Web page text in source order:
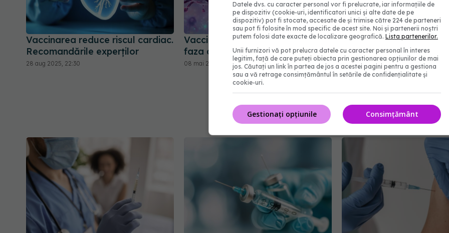
Vaccinarea reduce riscul cardiac.
Recomandările experților
28 aug 2025, 22:30
Vaccinul împotriva hantavirus, în
faza de dezvoltare
08 mai 2026, 16:18
Un singur vaccin ar putea
preveni mai multe tipuri
cancer
03 dec 2025, 14:55
Datele dvs. cu caracter personal vor fi prelucrate, iar informațiile de
pe dispozitiv (cookie-uri, identificatori unici și alte date de pe
dispozitiv) pot fi stocate, accesate de și trimise către 224 de parteneri
sau pot fi folosite în mod specific de acest site. Noi și partenerii noștri
putem folosi date exacte de localizare geografică. Lista partenerilor.
Unii furnizori vă pot prelucra datele cu caracter personal în interes
legitim, față de care puteți obiecta prin gestionarea opțiunilor de mai
jos. Căutați un link în partea de jos a acestei pagini pentru a gestiona
sau a vă retrage consimțământul în setările de confidențialitate și
cookie-uri.
Consimțământ
Gestionați opțiunile